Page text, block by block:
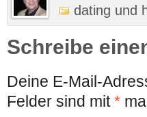
dating und
Schreibe
Deine E-Mail-
Felder sind mit*